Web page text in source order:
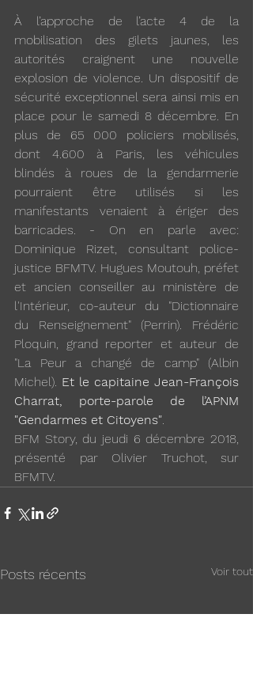
À l’approche de l’acte 4 de la
mobilisation des gilets jaunes, les
autorités craignent une nouvelle
explosion de violence. Un dispositif de
sécurité exceptionnel sera ainsi mis en
place pour le samedi 8 décembre. En
plus de 65 000 policiers mobilisés,
dont 4.600 à Paris, les véhicules
blindés à roues de la gendarmerie
pourraient être utilisés si les
manifestants venaient à ériger des
barricades. - On en parle avec:
Dominique Rizet, consultant police-
justice BFMTV. Hugues Moutouh, préfet
et ancien conseiller au ministère de
l'Intérieur, co-auteur du "Dictionnaire
du Renseignement" (Perrin). Frédéric
Ploquin, grand reporter et auteur de
"La Peur a changé de camp" (Albin
Michel). Et le capitaine Jean-François
Charrat, porte-parole de l’APNM
"Gendarmes et Citoyens"
BFM Story, du jeudi 6 décembre 2018,
présenté par Olivier Truchot, sur
BFMTV.
Posts récents Voir tout